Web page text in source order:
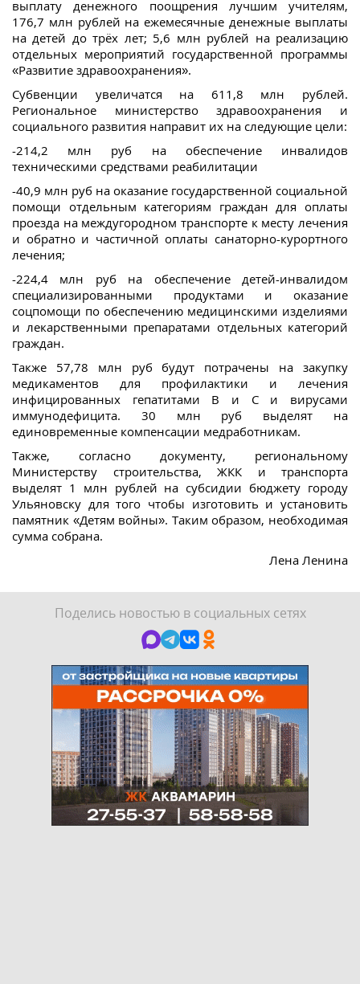
выплату денежного поощрения лучшим учителям,
176,7 млн рублей на ежемесячные денежные выплаты
на детей до трёх лет; 5,6 млн рублей на реализацию
отдельных мероприятий государственной программы
«Развитие здравоохранения».
Субвенции увеличатся на 611,8 млн рублей.
Региональное министерство здравоохранения и
социального развития направит их на следующие цели:
-214,2 млн руб на обеспечение инвалидов
техническими средствами реабилитации
-40,9 млн руб на оказание государственной социальной
помощи отдельным категориям граждан для оплаты
проезда на междугородном транспорте к месту лечения
и обратно и частичной оплаты санаторно-курортного
лечения;
-224,4 млн руб на обеспечение детей-инвалидом
специализированными продуктами и оказание
соцпомощи по обеспечению медицинскими изделиями
и лекарственными препаратами отдельных категорий
граждан.
Также 57,78 млн руб будут потрачены на закупку
медикаментов для профилактики и лечения
инфицированных гепатитами В и С и вирусами
иммунодефицита. 30 млн руб выделят на
единовременные компенсации медработникам.
Также, согласно документу, региональному
Министерству строительства, ЖКК и транспорта
выделят 1 млн рублей на субсидии бюджету городу
Ульяновску для того чтобы изготовить и установить
памятник «Детям войны». Таким образом, необходимая
сумма собрана.
Лена Ленина
Поделись новостью в социальных сетях